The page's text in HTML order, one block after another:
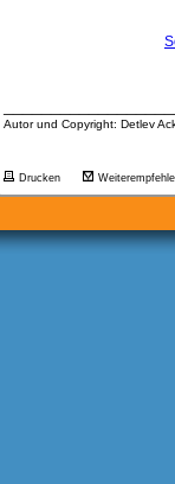
Autor und Copyright: Detlev
Drucken